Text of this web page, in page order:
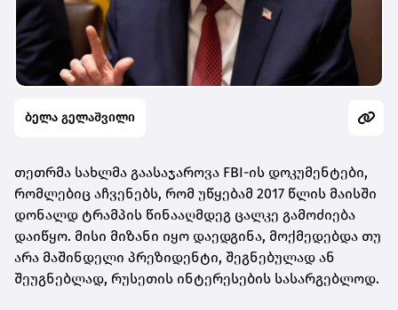
ბელა გელაშვილი
თეთრმა სახლმა გაასაჯაროვა FBI-ის დოკუმენტები,
რომლებიც აჩვენებს, რომ უწყებამ 2017 წლის მაისში
დონალდ ტრამპის წინააღმდეგ ცალკე გამოძიება
დაიწყო. მისი მიზანი იყო დაედგინა, მოქმედებდა თუ
არა მაშინდელი პრეზიდენტი, შეგნებულად ან
შეუგნებლად, რუსეთის ინტერესების სასარგებლოდ.